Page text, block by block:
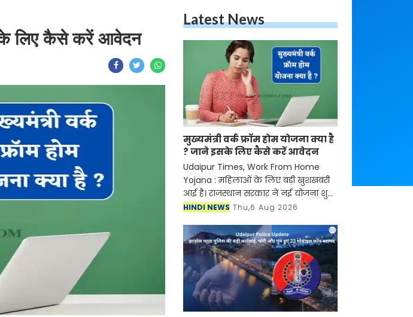
लिए कैसे करें आवेदन
Latest News
मुख्यमंत्री वर्क फ्रॉम होम योजना क्या है
? जाने इसके लिए कैसे करें आवेदन
Udaipur Times, Work From Home
Yojana : महिलाओं के लिए बड़ी खुशखबरी
आई है। राजस्थान सरकार ने नई योजना शुरू
की है जिसके तहत अब महिलाओं को घर बैठे
अनुसार सरकार द्वारा चला
HINDI NEWS Thu,6 Aug 2026